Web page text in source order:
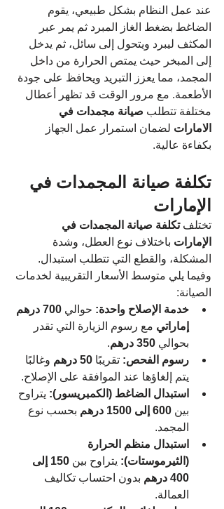
عند عمل النظام بشكل طبيعي، يقوم
الضاغط بضغط الغاز المبرد ثم يمر عبر
المكثف ليبرد ويتحول إلى سائل، ثم يدخل
إلى المبخر حيث يمتص الحرارة من داخل
المجمد، مما يعزز التبريد ويحافظ على جودة
الأطعمة. مع مرور الوقت قد تظهر أعطال
مختلفة تتطلب صيانة مجمدات في
الامارات لضمان استمرار عمل الجهاز
بكفاءة عالية.
تكلفة صيانة المجمدات في
الإمارات
تختلف تكلفة صيانة المجمدات في
الإمارات باختلاف نوع العطل، وشدة
المشكلة، والقطع التي تتطلب استبدال.
وفيما يلي متوسط الأسعار التقريبية لخدمات
الصيانة:
خدمة الإصلاح واحدة: حوالي
700 درهم
إماراتي مع رسوم الزيارة التي تقدر
بحوالي 350 درهم
.
رسوم الفحص: تقريبًا 50 درهم
وغالبًا
يتم إلغاؤها عند الموافقة على الإصلاح.
استبدال الضاغط (الكمبريسور): يتراوح
بين 600 إلى 1500 درهم
بحسب نوع
المجمد.
استبدال منظم الحرارة
(الثيرموستات): يتراوح بين
150 إلى
400 درهم
بدون احتساب تكاليف
العمالة.